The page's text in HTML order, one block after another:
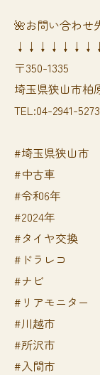
🌺お問い合わせ
〒350-1335
埼玉県狭山市柏
TEL:04-2941-5273
#埼玉県狭山市
#中古車
#令和6年
#2024年
#タイヤ交換
#ドラレコ
#ナビ
#リアモニター
#川越市
#所沢市
#入間市